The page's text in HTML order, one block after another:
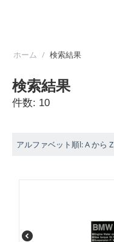
ホーム / 検索結果
検索結果
件数: 10
アルファベット順l: A から Z